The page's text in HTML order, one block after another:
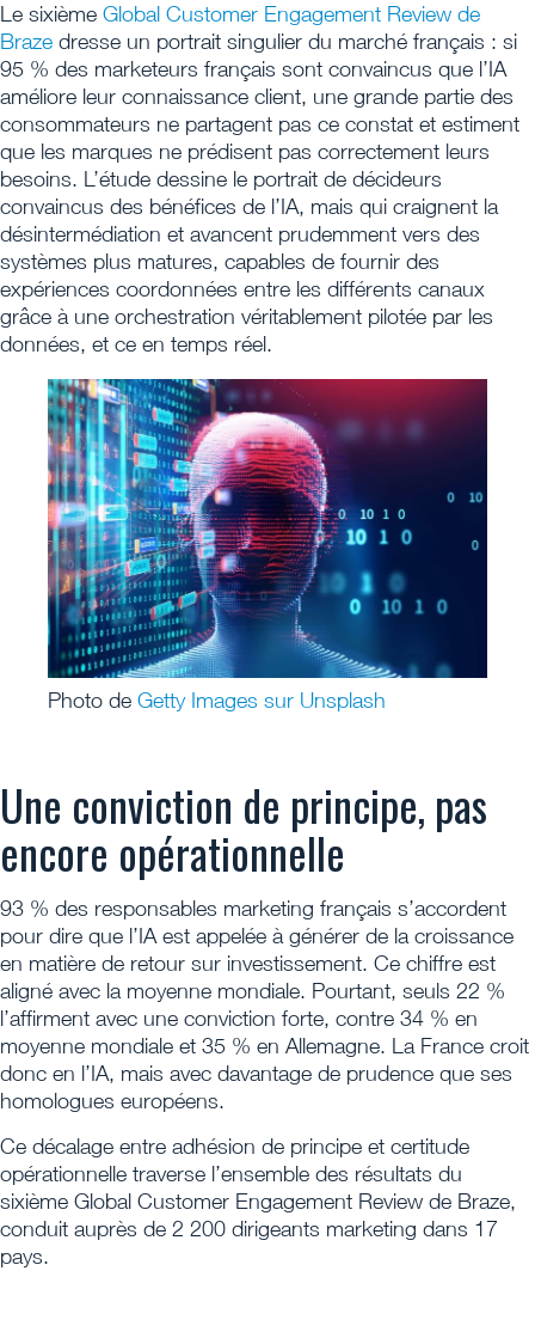
Le sixième Global Customer Engagement Review de
Braze dresse un portrait singulier du marché français : si
95 % des marketeurs français sont convaincus que l’IA
améliore leur connaissance client, une grande partie des
consommateurs ne partagent pas ce constat et estiment
que les marques ne prédisent pas correctement leurs
besoins. L’étude dessine le portrait de décideurs
convaincus des bénéfices de l’IA, mais qui craignent la
désintermédiation et avancent prudemment vers des
systèmes plus matures, capables de fournir des
expériences coordonnées entre les différents canaux
grâce à une orchestration véritablement pilotée par les
données, et ce en temps réel.
Photo de Getty Images sur Unsplash
Une conviction de principe, pas
encore opérationnelle
93 % des responsables marketing français s’accordent
pour dire que l’IA est appelée à générer de la croissance
en matière de retour sur investissement. Ce chiffre est
aligné avec la moyenne mondiale. Pourtant, seuls 22 %
l’affirment avec une conviction forte, contre 34 % en
moyenne mondiale et 35 % en Allemagne. La France croit
donc en l’IA, mais avec davantage de prudence que ses
homologues européens.
Ce décalage entre adhésion de principe et certitude
opérationnelle traverse l’ensemble des résultats du
sixième Global Customer Engagement Review de Braze,
conduit auprès de 2 200 dirigeants marketing dans 17
pays.